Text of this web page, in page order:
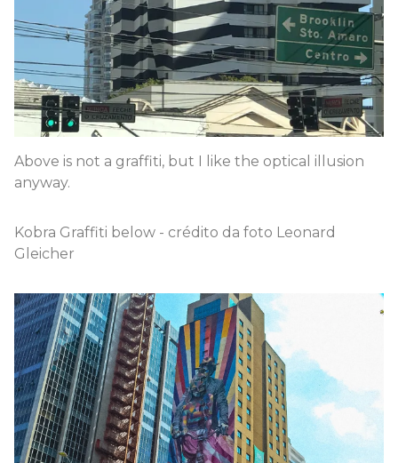
Above is not a graffiti, but I like the optical illusion
anyway.
Kobra Graffiti below - crédito da foto Leonard
Gleicher